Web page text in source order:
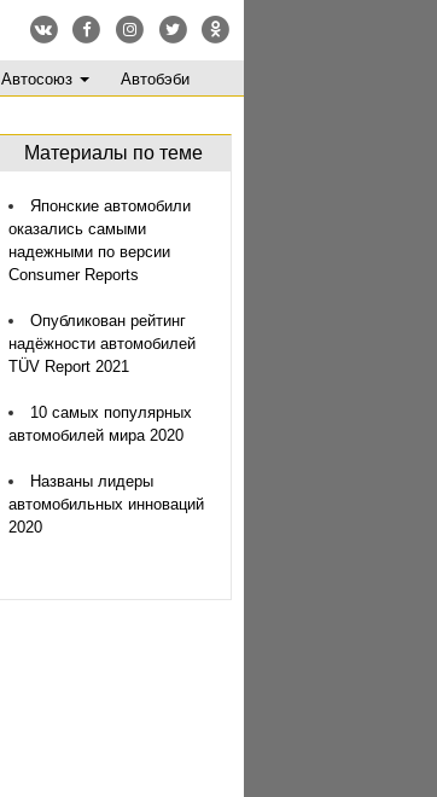
Автосоюз Автобэби
Материалы по теме
Японские автомобили
оказались самыми
надежными по версии
Consumer Reports
Опубликован рейтинг
надёжности автомобилей
TÜV Report 2021
10 самых популярных
автомобилей мира 2020
Названы лидеры
автомобильных инноваций
2020
автомобилей J.D. Power IQS